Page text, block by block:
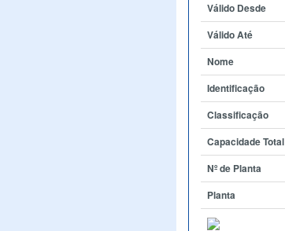
Válido Desde
Válido Até
Nome
Identificação
Classificação
Capacidade Total
Nº de Planta
Planta